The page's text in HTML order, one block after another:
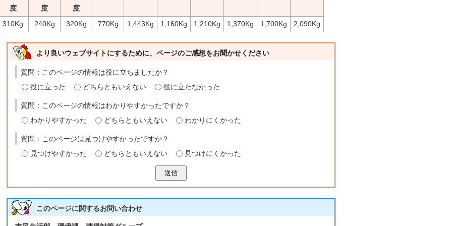
度
度
度
310Kg 240Kg 320Kg 770Kg 1,443Kg 1,160Kg 1,210Kg 1,370Kg 1,700Kg 2,090Kg
より良いウェブサイトにするために、ページのご感想をお聞かせください
質問：このページの情報は役に立ちましたか？
役に立った
どちらともいえない 役に立たなかった
質問：このページの情報はわかりやすかったですか？
わかりやすかった
どちらともいえない わかりにくかった
質問：このページは見つけやすかったですか？
見つけやすかった
どちらともいえない 見つけにくかった
送信
このページに関するお問い合わせ